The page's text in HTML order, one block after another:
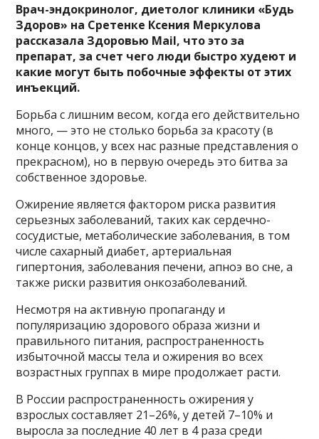
Врач-эндокринолог, диетолог клиники «Будь
Здоров» на Сретенке Ксения Меркулова
рассказала Здоровью Mail, что это за
препарат, за счет чего люди быстро худеют и
какие могут быть побочные эффекты от этих
инъекций.
Борьба с лишним весом, когда его действительно
много, — это не столько борьба за красоту (в
конце концов, у всех нас разные представления о
прекрасном), но в первую очередь это битва за
собственное здоровье.
Ожирение является фактором риска развития
серьезных заболеваний, таких как сердечно-
сосудистые, метаболические заболевания, в том
числе сахарный диабет, артериальная
гипертония, заболевания печени, апноэ во сне, а
также риски развития онкозаболеваний.
Несмотря на активную пропаганду и
популяризацию здорового образа жизни и
правильного питания, распространенность
избыточной массы тела и ожирения во всех
возрастных группах в мире продолжает расти.
В России распространенность ожирения у
взрослых составляет 21–26%, у детей 7–10% и
выросла за последние 40 лет в 4 раза среди